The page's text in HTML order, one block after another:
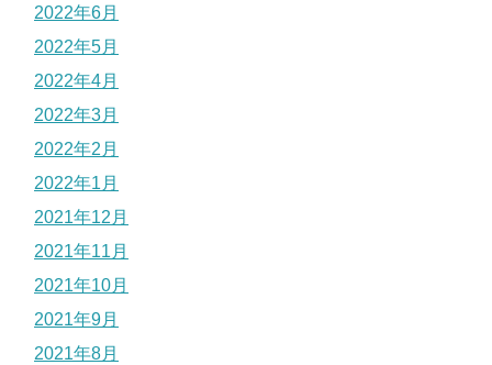
2022年6月
2022年5月
2022年4月
2022年3月
2022年2月
2022年1月
2021年12月
2021年11月
2021年10月
2021年9月
2021年8月